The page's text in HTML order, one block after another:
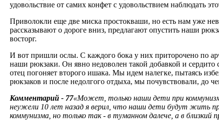
удовольствие от самих конфет с удовольствием наблюдать
Приволокли еще две миска простокваши, но есть нам уже
рассказывают о дороге вниз, предлагают опустить наши
восторг.
И вот пришли ослы. С каждого бока у них приторочено по
наши рюкзаки. Он явно недоволен такой добавкой и
отец погоняет второго ишака. Мы идем налегке, пытаясь
рюкзаков и после недолгого отдыха, мы почувствовали, до
Комментарий - 77«Может, только наши дети при
неужели 10 лет назад я верил, что наши дети будут жить
коммунизма, но только так - в туманном далече, а в близкий